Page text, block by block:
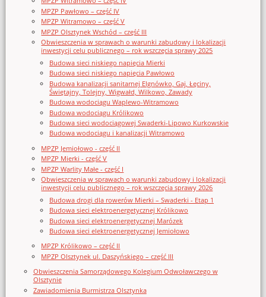
MPZP Pawłowo – część IV
MPZP Witramowo – część V
MPZP Olsztynek Wschód – część III
Obwieszczenia w sprawach o warunki zabudowy i lokalizacji
inwestycji celu publicznego – rok wszczęcia sprawy 2025
Budowa sieci niskiego napięcia Mierki
Budowa sieci niskiego napięcia Pawłowo
Budowa kanalizacji sanitarnej Elgnówko, Gaj, Łęciny,
Świętajny, Tolejny, Wigwałd, Wilkowo, Zawady
Budowa wodociągu Waplewo-Witramowo
Budowa wodociągu Królikowo
Budowa sieci wodociągowej Swaderki-Lipowo Kurkowskie
Budowa wodociągu i kanalizacji Witramowo
MPZP Jemiołowo - część II
MPZP Mierki - część V
MPZP Warlity Małe - część I
Obwieszczenia w sprawach o warunki zabudowy i lokalizacji
inwestycji celu publicznego – rok wszczęcia sprawy 2026
Budowa drogi dla rowerów Mierki – Swaderki - Etap 1
Budowa sieci elektroenergetycznej Królikowo
Budowa sieci elektroenergetycznej Marózek
Budowa sieci elektroenergetycznej Jemiołowo
MPZP Królikowo – część II
MPZP Olsztynek ul. Daszyńskiego – część III
Obwieszczenia Samorządowego Kolegium Odwoławczego w
Olsztynie
Zawiadomienia Burmistrza Olsztynka